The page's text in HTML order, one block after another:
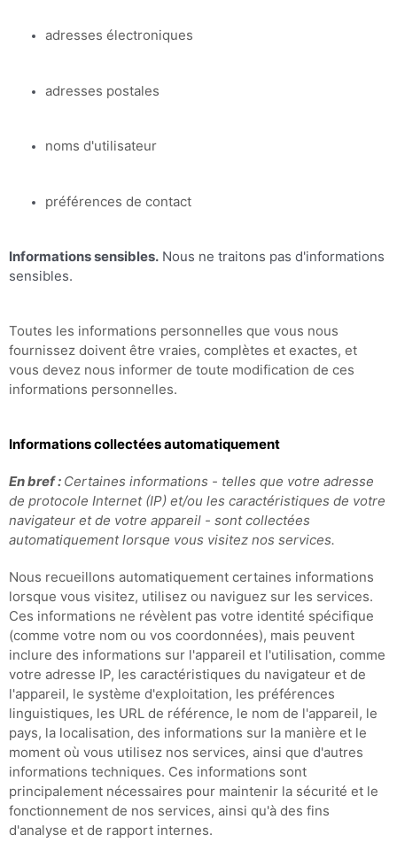
adresses électroniques
adresses postales
noms d'utilisateur
préférences de contact
Informations sensibles. Nous ne traitons pas d'informations
sensibles.
Toutes les informations personnelles que vous nous
fournissez doivent être vraies, complètes et exactes, et
vous devez nous informer de toute modification de ces
informations personnelles.
Informations collectées automatiquement
En bref : Certaines informations - telles que votre adresse
de protocole Internet (IP) et/ou les caractéristiques de votre
navigateur et de votre appareil - sont collectées
automatiquement lorsque vous visitez nos services.
Nous recueillons automatiquement certaines informations
lorsque vous visitez, utilisez ou naviguez sur les services.
Ces informations ne révèlent pas votre identité spécifique
(comme votre nom ou vos coordonnées), mais peuvent
inclure des informations sur l'appareil et l'utilisation, comme
votre adresse IP, les caractéristiques du navigateur et de
l'appareil, le système d'exploitation, les préférences
linguistiques, les URL de référence, le nom de l'appareil, le
pays, la localisation, des informations sur la manière et le
moment où vous utilisez nos services, ainsi que d'autres
informations techniques. Ces informations sont
principalement nécessaires pour maintenir la sécurité et le
fonctionnement de nos services, ainsi qu'à des fins
d'analyse et de rapport internes.